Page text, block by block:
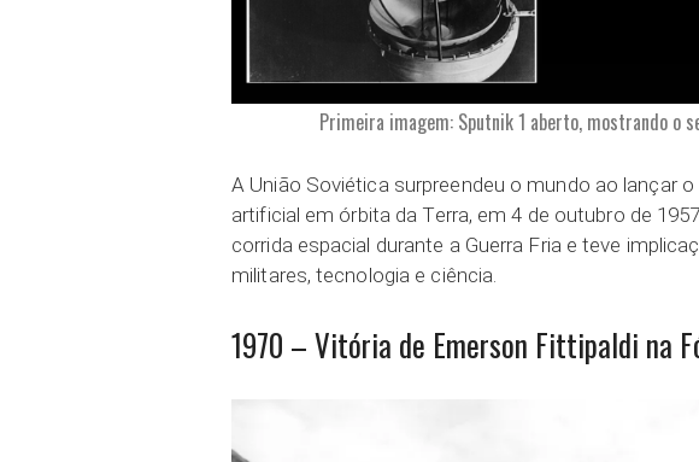
Primeira imagem: Sputnik 1 aberto, mostrando o
A União Soviética surpreendeu o mundo ao lançar
artificial em órbita da Terra, em 4 de outubro de
corrida espacial durante a Guerra Fria e teve
militares, tecnologia e ciência.
1970 – Vitória de Emerson Fittipaldi na